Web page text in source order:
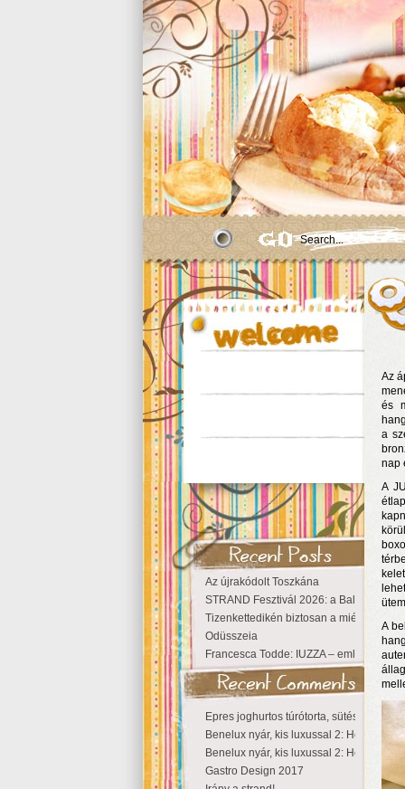
Az újrakódolt Toszkána
STRAND Fesztivál 2026: a Balaton
Tizenkettedikén biztosan a miénk a
Odüsszeia
Francesca Todde: IUZZA – emlékezet,
Epres joghurtos túrótorta, sütés nélkül
Benelux nyár, kis luxussal 2: Hollandia
Benelux nyár, kis luxussal 2: Hollandia
Gastro Design 2017
Az
és
a
nap
A
A